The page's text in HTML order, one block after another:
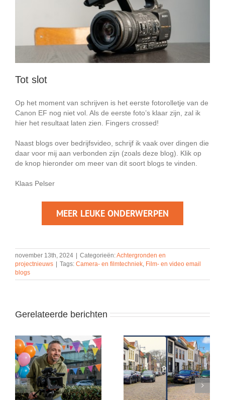
Tot slot
Op het moment van schrijven is het eerste fotorolletje van de
Canon EF nog niet vol. Als de eerste foto’s klaar zijn, zal ik
hier het resultaat laten zien. Fingers crossed!
Naast blogs over bedrijfsvideo, schrijf ik vaak over dingen die
daar voor mij aan verbonden zijn (zoals deze blog). Klik op
de knop hieronder om meer van dit soort blogs te vinden.
Klaas Pelser
MEER LEUKE ONDERWERPEN
november 13th, 2024 | Categorieën:Achtergronden en
projectnieuws | Tags: Camera- en filmtechniek Film- en video email
blogs
Gerelateerde berichten